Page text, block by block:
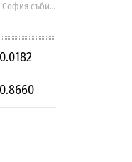
Летище София събира разделно отпадъците
0.0182
0.8660